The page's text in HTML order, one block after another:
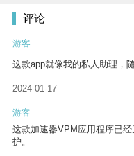
评论
游客
这款app就像我的私人助理，
2024-01-17
游客
这款加速器VPM应用程序已
护。